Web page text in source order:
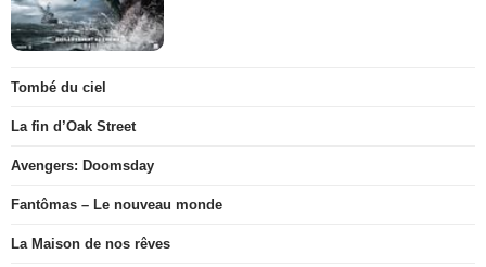
Tombé du ciel
La fin d’Oak Street
Avengers: Doomsday
Fantômas – Le nouveau monde
La Maison de nos rêves